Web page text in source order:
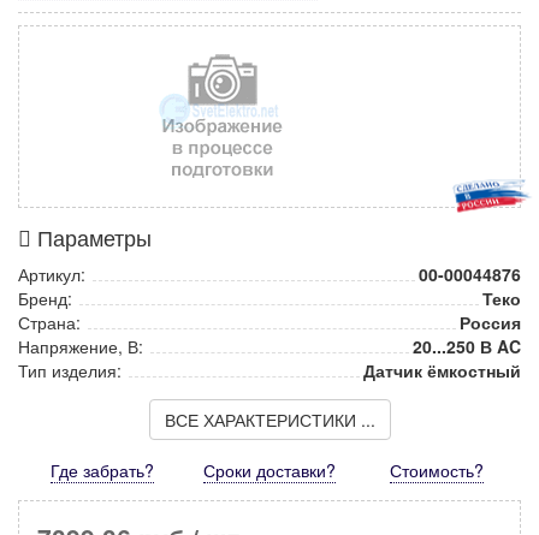
Параметры
Артикул:
00-00044876
Бренд:
Теко
Страна:
Россия
Напряжение, В:
20...250 В AC
Тип изделия:
Датчик ёмкостный
ВСЕ ХАРАКТЕРИСТИКИ ...
Где забрать? Сроки доставки? Стоимость?